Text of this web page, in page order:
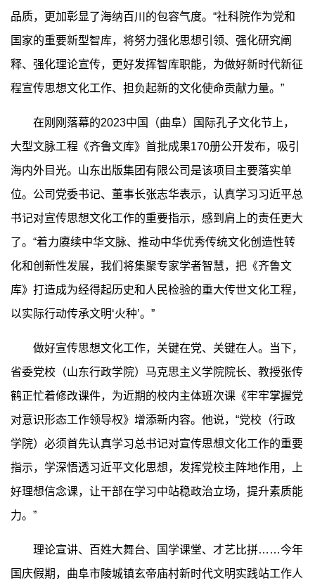
品质，更加彰显了海纳百川的包容气度。“社科院作为党和
国家的重要新型智库，将努力强化思想引领、强化研究阐
释、强化理论宣传，更好发挥智库职能，为做好新时代新征
程宣传思想文化工作、担负起新的文化使命贡献力量。”
在刚刚落幕的2023中国（曲阜）国际孔子文化节上，
大型文脉工程《齐鲁文库》首批成果170册公开发布，吸引
海内外目光。山东出版集团有限公司是该项目主要落实单
位。公司党委书记、董事长张志华表示，认真学习习近平总
书记对宣传思想文化工作的重要指示，感到肩上的责任更大
了。“着力赓续中华文脉、推动中华优秀传统文化创造性转
化和创新性发展，我们将集聚专家学者智慧，把《齐鲁文
库》打造成为经得起历史和人民检验的重大传世文化工程，
以实际行动传承文明‘火种’。”
做好宣传思想文化工作，关键在党、关键在人。当下，
省委党校（山东行政学院）马克思主义学院院长、教授张传
鹤正忙着修改课件，为近期的校内主体班次课《牢牢掌握党
对意识形态工作领导权》增添新内容。他说，“党校（行政
学院）必须首先认真学习总书记对宣传思想文化工作的重要
指示，学深悟透习近平文化思想，发挥党校主阵地作用，上
好理想信念课，让干部在学习中站稳政治立场，提升素质能
力。”
理论宣讲、百姓大舞台、国学课堂、才艺比拼……今年
国庆假期，曲阜市陵城镇玄帝庙村新时代文明实践站工作人